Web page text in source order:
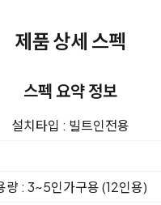
제품 상세 스펙
스펙 요약 정보
설치타입 : 빌트인전용
량 : 3~5인가구용 (12인용)